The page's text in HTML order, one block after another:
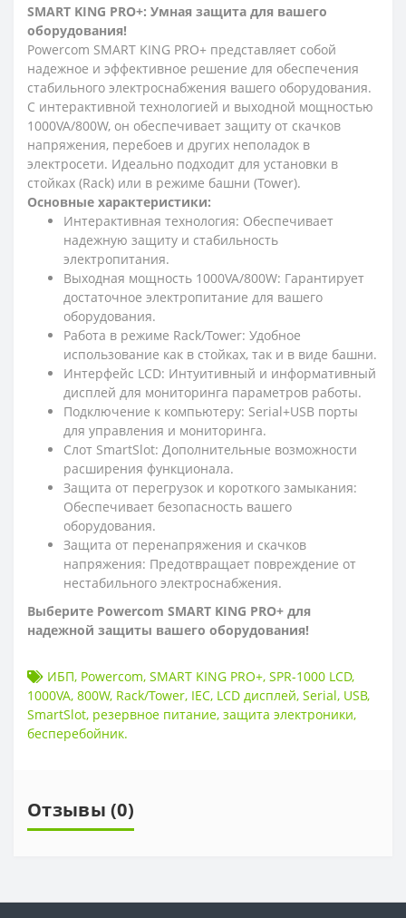
SMART KING PRO+: Умная защита для вашего
оборудования!
Powercom SMART KING PRO+ представляет собой
надежное и эффективное решение для обеспечения
стабильного электроснабжения вашего оборудования.
С интерактивной технологией и выходной мощностью
1000VA/800W, он обеспечивает защиту от скачков
напряжения, перебоев и других неполадок в
электросети. Идеально подходит для установки в
стойках (Rack) или в режиме башни (Tower).
Основные характеристики:
Интерактивная технология: Обеспечивает
надежную защиту и стабильность
электропитания.
Выходная мощность 1000VA/800W: Гарантирует
достаточное электропитание для вашего
оборудования.
Работа в режиме Rack/Tower: Удобное
использование как в стойках, так и в виде башни.
Интерфейс LCD: Интуитивный и информативный
дисплей для мониторинга параметров работы.
Подключение к компьютеру: Serial+USB порты
для управления и мониторинга.
Слот SmartSlot: Дополнительные возможности
расширения функционала.
Защита от перегрузок и короткого замыкания:
Обеспечивает безопасность вашего
оборудования.
Защита от перенапряжения и скачков
напряжения: Предотвращает повреждение от
нестабильного электроснабжения.
Выберите Powercom SMART KING PRO+ для
надежной защиты вашего оборудования!
ИБП, Powercom, SMART KING PRO+, SPR-1000 LCD,
1000VA, 800W, Rack/Tower, IEC, LCD дисплей, Serial, USB,
SmartSlot, резервное питание, защита электроники,
бесперебойник.
Отзывы (0)